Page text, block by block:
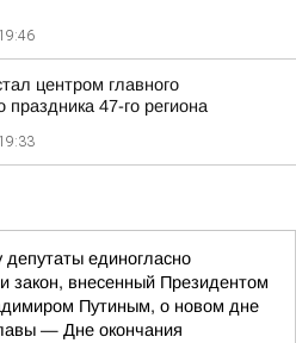
центром главного
праздника 47-го региона
депутаты единогласно
закон, внесенный Президентом
Путиным, о новом дне
— Дне окончания